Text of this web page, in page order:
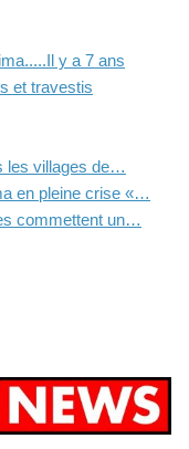
y a 7 ans
et travestis
les villages de…
en pleine crise «…
commettent un…